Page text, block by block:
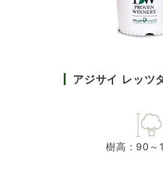
アジサイ レッツ
樹高：90～